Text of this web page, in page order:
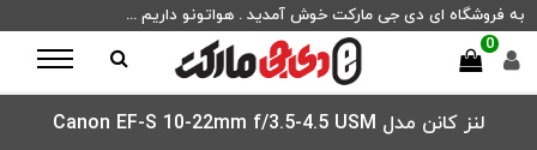
به فروشگاه ای دی جی مارکت خوش آمدید . هواتونو داریم ...
0
لنز کانن مدل Canon EF-S 10-22mm f/3.5-4.5 USM